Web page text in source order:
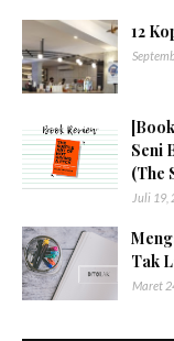
12
Seni
(The
Juli 19,
Tak
Maret